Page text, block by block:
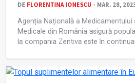
DE FLORENTINA IONESCU - MAR. 28,
Agenția Națională a Medicamentului
Medicale din România asigură
la compania Zentiva este în